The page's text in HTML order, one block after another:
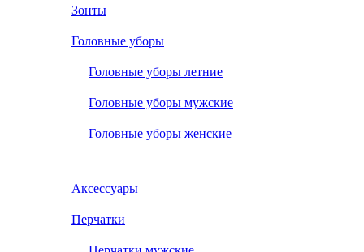
Зонты
Головные уборы
Головные уборы летние
Головные уборы мужские
Головные уборы женские
Аксессуары
Перчатки